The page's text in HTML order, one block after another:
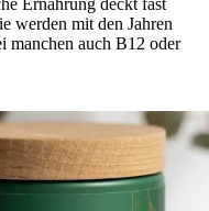
Ernährung deckt fast
werden mit den Jahren
manchen auch B12 oder